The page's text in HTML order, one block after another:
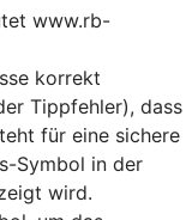
www.rb-
korrekt
Tippfehler), dass
für eine sichere
Symbol in der
wird.